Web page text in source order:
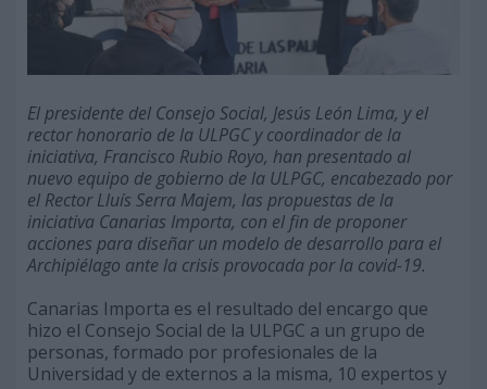
El presidente del Consejo Social, Jesús León Lima, y el
rector honorario de la ULPGC y coordinador de la
iniciativa, Francisco Rubio Royo, han presentado al
nuevo equipo de gobierno de la ULPGC, encabezado por
el Rector Lluís Serra Majem, las propuestas de la
iniciativa Canarias Importa, con el fin de proponer
acciones para diseñar un modelo de desarrollo para el
Archipiélago ante la crisis provocada por la covid-19.
Canarias Importa es el resultado del encargo que
hizo el Consejo Social de la ULPGC a un grupo de
personas, formado por profesionales de la
Universidad y de externos a la misma, 10 expertos y